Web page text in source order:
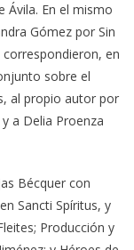
Ávila. En el mismo
Gómez por Sin
en
sobre el
al propio autor por
a Delia Proenza
Bécquer con
Sancti Spíritus, y
Producción y